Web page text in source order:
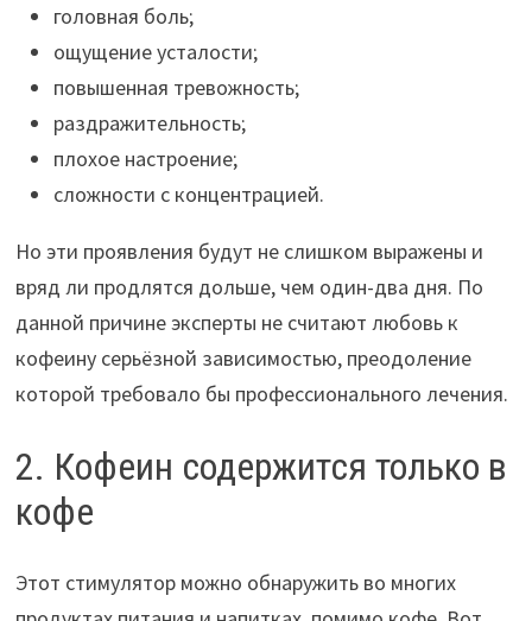
головная боль;
ощущение усталости;
повышенная тревожность;
раздражительность;
плохое настроение;
сложности с концентрацией.
Но эти проявления будут не слишком выражены и
вряд ли продлятся дольше, чем один-два дня. По
данной причине эксперты не считают любовь к
кофеину серьёзной зависимостью, преодоление
которой требовало бы профессионального лечения.
2. Кофеин содержится только в
кофе
Этот стимулятор можно обнаружить во многих